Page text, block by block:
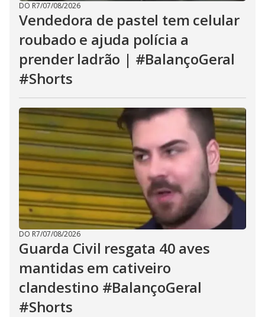
DO R7/07/08/2026
Vendedora de pastel tem celular
roubado e ajuda polícia a
prender ladrão | #BalançoGeral
#Shorts
DO R7/07/08/2026
Guarda Civil resgata 40 aves
mantidas em cativeiro
clandestino #BalançoGeral
#Shorts